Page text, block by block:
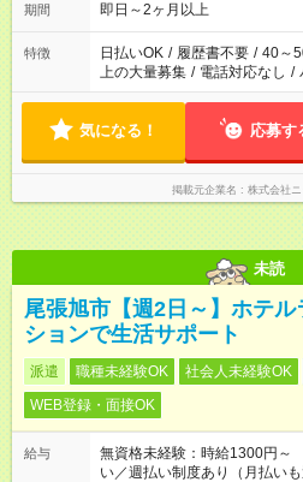
期間 即日～2ヶ月以上
特徴 日払いOK / 履歴書不要 / 40～
上の大量募集 / 電話対応なし /
気になる！ 応募す
掲載元企業名 株式会社
未読
尾張旭市【週2日～】ホテ
ションで生活サポート
派遣 職種未経験OK 社会人未経験OK
WEB登録・面接OK
給与
無資格未経験：時給1300円
い／週払い制度あり（月払い